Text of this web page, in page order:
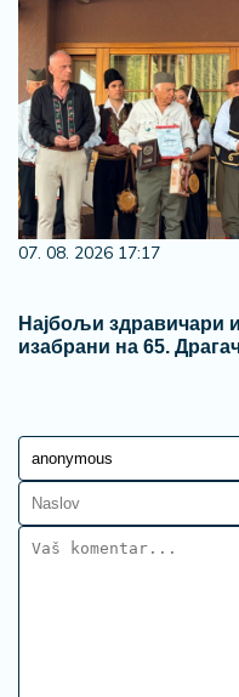
07. 08. 2026 17:17
Најбољи здравичари
изабрани на 65.